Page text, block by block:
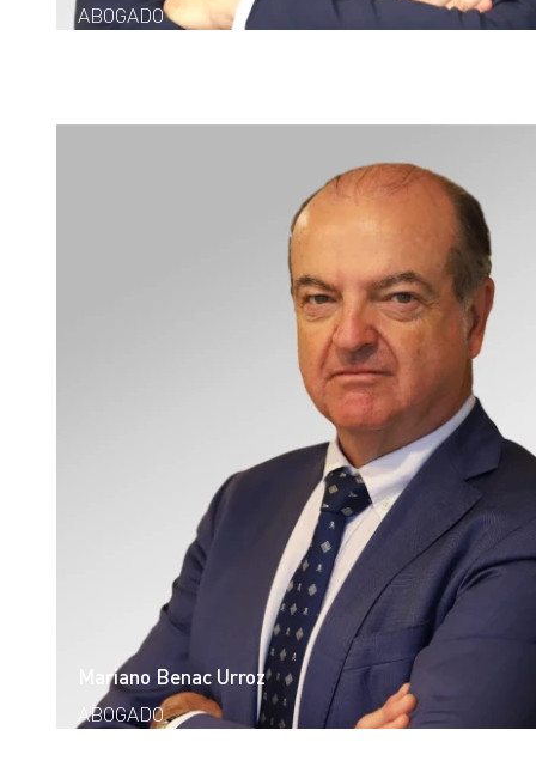
ABOGADO
Mariano Benac Urroz
ABOGADO